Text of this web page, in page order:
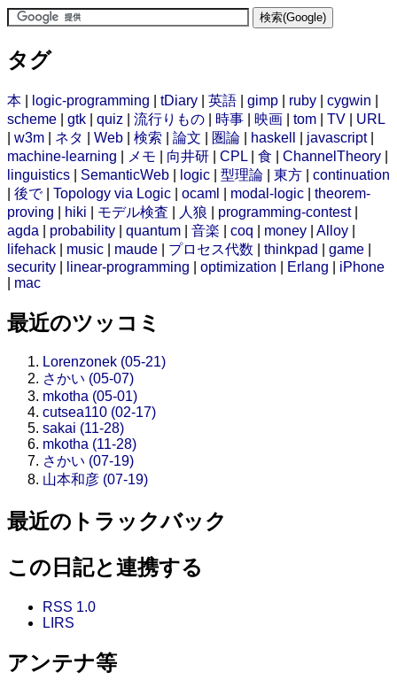
タグ
本 logic-programming tDiary 英語 gimp ruby cygwin
scheme
gtk quiz 流行りもの 時事 映画 tom TV
URL
w3m ネタ Web 検索 論文 圏論 haskell javascript|
machine-learning
メモ 向井研 CPL 食 ChannelTheory
linguistics
SemanticWeb logic 型理論 東方
continuation
後で| Topology via Logic ocaml modal-logic
theorem-
proving
hiki モデル検査 人狼 programming-contest|
agda
probability quantum 音楽 coq money Alloy
lifehack
music maude プロセス代数 thinkpad game
security
linear-programming optimization Erlang
iPhone
mac
最近のツッコミ
Lorenzonek (05-21)
さかい (05-07)
mkotha (05-01)
cutsea110 (02-17)
sakai (11-28)
mkotha (11-28)
さかい (07-19)
山本和彦 (07-19)
最近のトラックバック
この日記と連携する
RSS 1.0
LIRS
アンテナ等